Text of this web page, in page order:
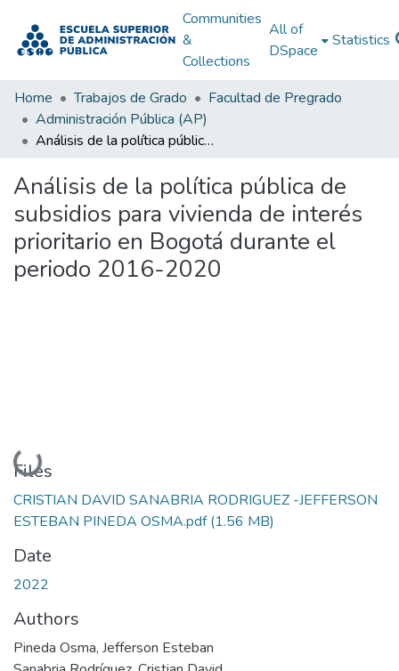
Communities
&
Collections
All of
DSpace
Statistics
Home Trabajos de Grado
Facultad de Pregrado
Administración Pública (AP)
Análisis de la política pública de subsidios para vivienda de interés prioritario en Bogotá durante el periodo 2016-2020
Análisis de la política pública de
subsidios para vivienda de interés
prioritario en Bogotá durante el
periodo 2016-2020
Loading...
Files
CRISTIAN DAVID SANABRIA RODRIGUEZ -JEFFERSON
ESTEBAN PINEDA OSMA.pdf(1.56 MB)
Date
2022
Authors
Pineda Osma, Jefferson Esteban